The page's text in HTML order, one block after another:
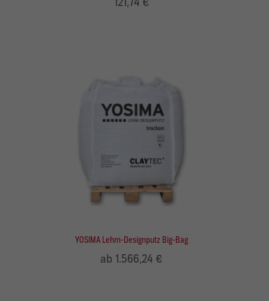
YOSIMA Lehm-Designputz Big-Bag
ab 1.566,24 €